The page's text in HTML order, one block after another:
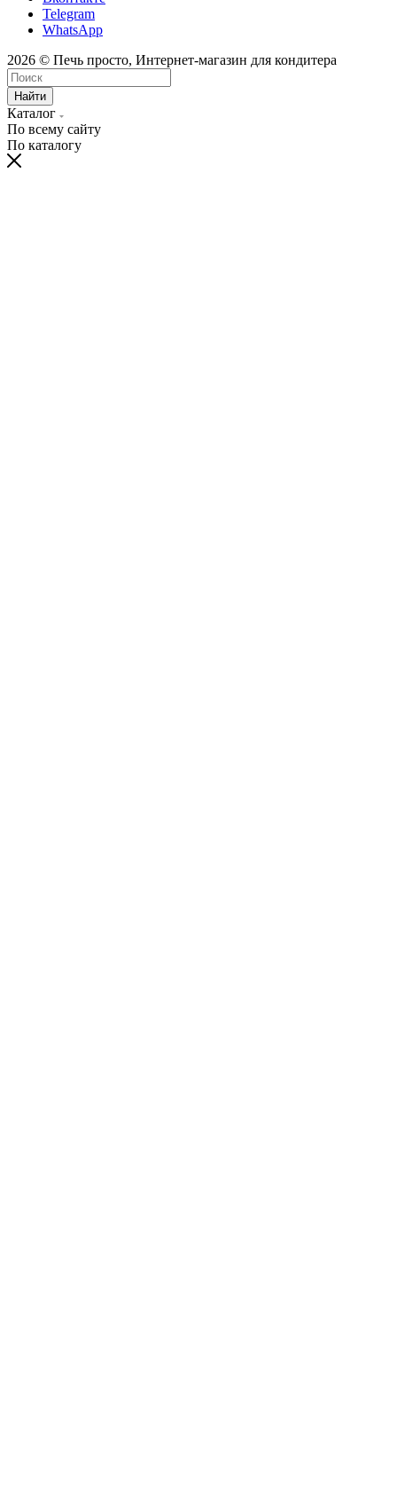
Telegram
WhatsApp
2026 © Печь просто, Интернет-магазин для кондитера
Найти
Каталог
По всему сайту
По каталогу